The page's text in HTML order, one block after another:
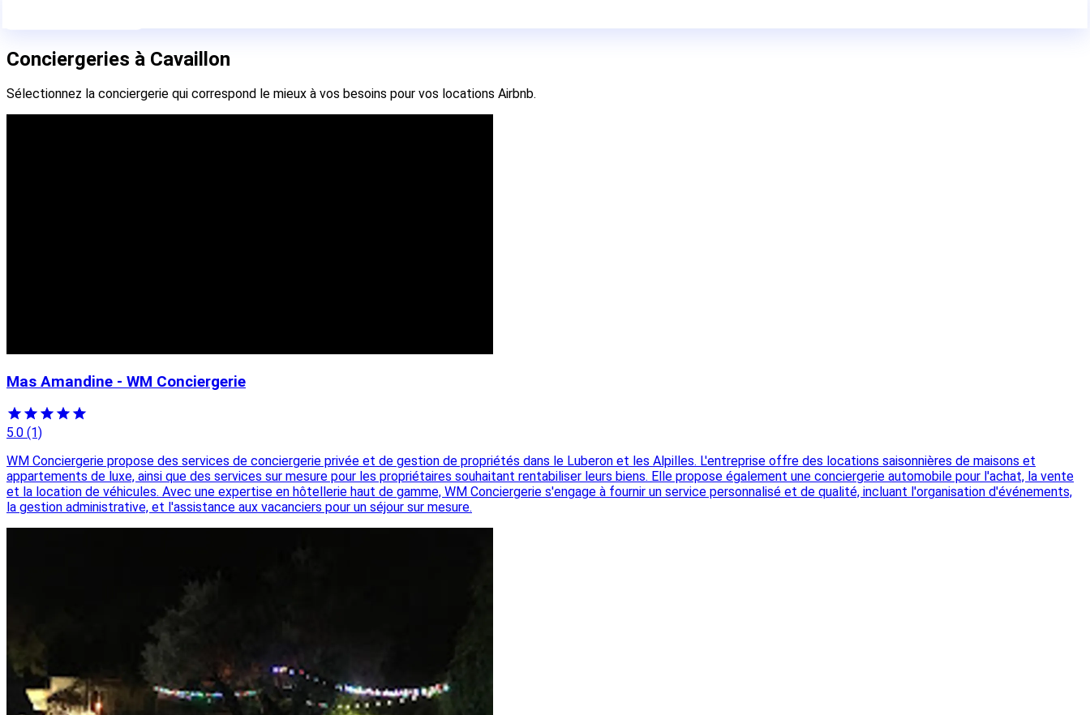
Conciergeries à Cavaillon
Sélectionnez la conciergerie qui correspond le mieux à vos besoins pour vos locations Airbnb.
Mas Amandine - WM Conciergerie
5.0 (1)
WM Conciergerie propose des services de conciergerie privée et de gestion de propriétés dans le Luberon et les Alpilles. L'entreprise offre des locations saisonnières de maisons et
appartements de luxe, ainsi que des services sur mesure pour les propriétaires souhaitant rentabiliser leurs biens. Elle propose également une conciergerie automobile pour l'achat, la vente
et la location de véhicules. Avec une expertise en hôtellerie haut de gamme, WM Conciergerie s'engage à fournir un service personnalisé et de qualité, incluant l'organisation d'événements,
la gestion administrative, et l'assistance aux vacanciers pour un séjour sur mesure.